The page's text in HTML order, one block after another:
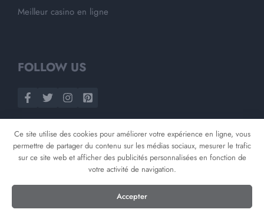
Meilleur casino en ligne
FOLLOW US
©2026Opnminded
Ce site utilise des cookies pour améliorer votre expérience en ligne, vous
permettre de partager du contenu sur les médias sociaux, mesurer le trafic
sur ce site web et afficher des publicités personnalisées en fonction de
votre activité de navigation.
Accepter